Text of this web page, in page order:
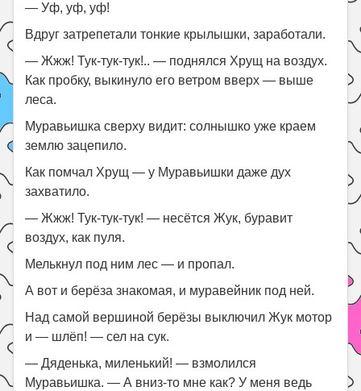
— Уф, уф, уф!
Вдруг затрепетали тонкие крылышки, заработали.
— Жжж! Тук-тук-тук!.. — поднялся Хрущ на воздух.
Как пробку, выкинуло его ветром вверх — выше
леса.
Муравьишка сверху видит: солнышко уже краем
землю зацепило.
Как помчал Хрущ — у Муравьишки даже дух
захватило.
— Жжж! Тук-тук-тук! — несётся Жук, буравит
воздух, как пуля.
Мелькнул под ним лес — и пропал.
А вот и берёза знакомая, и муравейник под ней.
Над самой вершиной берёзы выключил Жук мотор
и — шлёп! — сел на сук.
— Дяденька, миленький! — взмолился
Муравьишка. — А вниз-то мне как? У меня ведь